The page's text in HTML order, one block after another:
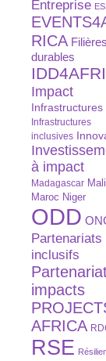
Entreprise
RICA
durables
Impact
Infrastructures
Infrastructures
inclusives
à impact
Madagascar Mali
Maroc Niger
ODD
Partenariats
inclusifs
impacts
AFRICA
RSE